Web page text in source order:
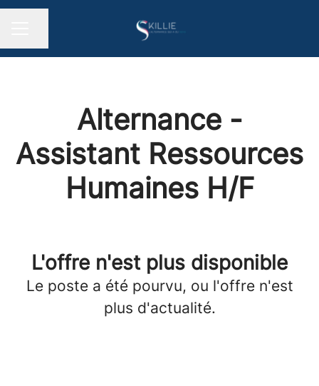
Alternance -
Assistant Ressources
Humaines H/F
L'offre n'est plus disponible
Le poste a été pourvu, ou l'offre n'est
plus d'actualité.